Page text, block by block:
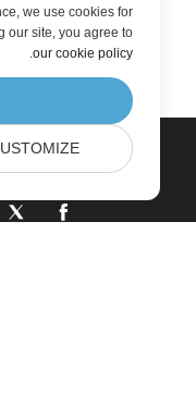
we use cookies for
our site, you agree to
our cookie policy
.
CUSTOMIZE